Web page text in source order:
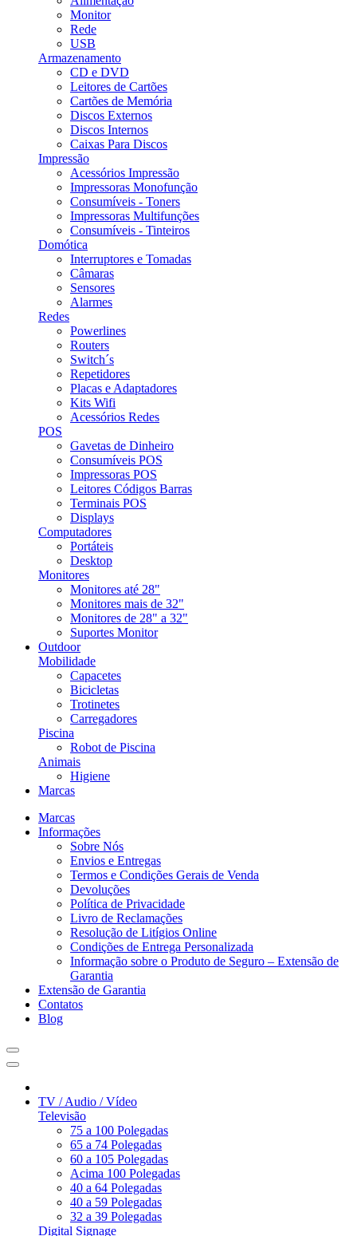
Monitor
Rede
USB
Armazenamento
CD e DVD
Leitores de Cartões
Cartões de Memória
Discos Externos
Discos Internos
Caixas Para Discos
Impressão
Acessórios Impressão
Impressoras Monofunção
Consumíveis - Toners
Impressoras Multifunções
Consumíveis - Tinteiros
Domótica
Interruptores e Tomadas
Câmaras
Sensores
Alarmes
Redes
Powerlines
Routers
Switch´s
Repetidores
Placas e Adaptadores
Kits Wifi
Acessórios Redes
POS
Gavetas de Dinheiro
Consumíveis POS
Impressoras POS
Leitores Códigos Barras
Terminais POS
Displays
Computadores
Portáteis
Desktop
Monitores
Monitores até 28"
Monitores mais de 32"
Monitores de 28" a 32"
Suportes Monitor
Outdoor
Mobilidade
Capacetes
Bicicletas
Trotinetes
Carregadores
Piscina
Robot de Piscina
Animais
Higiene
Marcas
Marcas
Informações
Sobre Nós
Envios e Entregas
Termos e Condições Gerais de Venda
Devoluções
Política de Privacidade
Livro de Reclamações
Resolução de Litígios Online
Condições de Entrega Personalizada
Informação sobre o Produto de Seguro – Extensão de
Garantia
Extensão de Garantia
Contatos
Blog
TV / Audio / Vídeo
Televisão
75 a 100 Polegadas
65 a 74 Polegadas
60 a 105 Polegadas
Acima 100 Polegadas
40 a 64 Polegadas
40 a 59 Polegadas
32 a 39 Polegadas
Digital Signage